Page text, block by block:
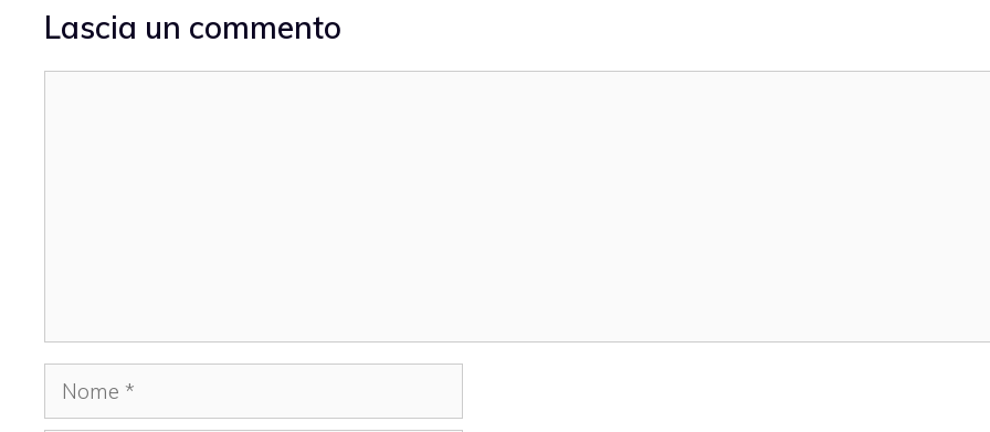
Lascia un commento
Nome